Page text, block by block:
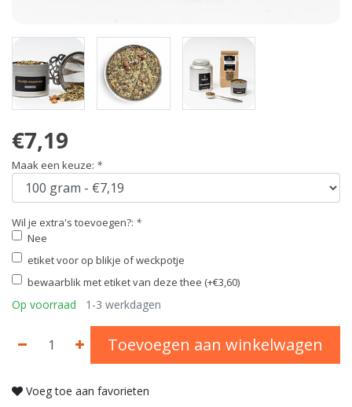
€7,19
Maak een keuze: *
Wil je extra's toevoegen?: *
Nee
etiket voor op blikje of weckpotje
bewaarblik met etiket van deze thee (+€3,60)
Op voorraad 1-3 werkdagen
Toevoegen aan winkelwagen
Voeg toe aan favorieten